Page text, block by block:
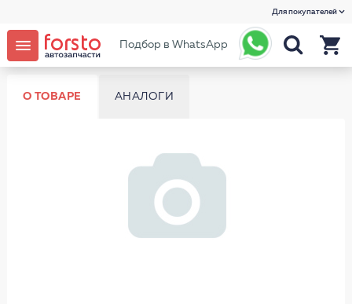
Для покупателей
Подбор в WhatsApp
О ТОВАРЕ АНАЛОГИ